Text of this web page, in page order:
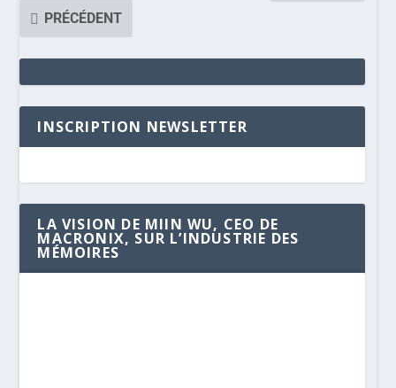
PRÉCÉDENT
INSCRIPTION NEWSLETTER
LA VISION DE MIIN WU, CEO DE
MACRONIX, SUR L’INDUSTRIE DES
MÉMOIRES